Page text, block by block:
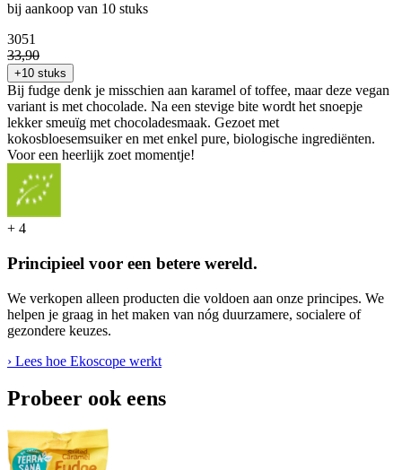
bij aankoop van 10 stuks
3051
33,90
+10 stuks
Bij fudge denk je misschien aan karamel of toffee, maar deze vegan
variant is met chocolade. Na een stevige bite wordt het snoepje
lekker smeuïg met chocoladesmaak. Gezoet met
kokosbloesemsuiker en met enkel pure, biologische ingrediënten.
Voor een heerlijk zoet momentje!
+ 4
Principieel voor een betere wereld.
We verkopen alleen producten die voldoen aan onze principes. We
helpen je graag in het maken van nóg duurzamere, socialere of
gezondere keuzes.
› Lees hoe Ekoscope werkt
Probeer ook eens